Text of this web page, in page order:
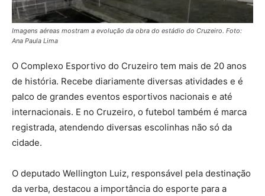
Imagens aéreas mostram a evolução da obra do estádio do Cruzeiro. Foto:
Ana Paula Lima
O Complexo Esportivo do Cruzeiro tem mais de 20 anos
de história. Recebe diariamente diversas atividades e é
palco de grandes eventos esportivos nacionais e até
internacionais. E no Cruzeiro, o futebol também é marca
registrada, atendendo diversas escolinhas não só da
cidade.
O deputado Wellington Luiz, responsável pela destinação
da verba, destacou a importância do esporte para a